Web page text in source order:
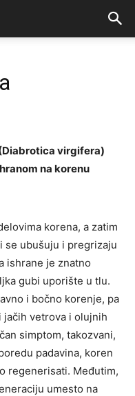
virgifera)
na korenu
korena, a zatim
se ubušuju i pregrizaju
ishrane je znatno
gubi uporište u tlu.
i bočno korenje, pa
vetrova i olujnih
simptom, takozvani,
padavina, koren
regenerisati. Međutim,
umesto na